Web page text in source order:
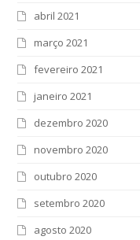
abril 2021
março 2021
fevereiro 2021
janeiro 2021
dezembro 2020
novembro 2020
outubro 2020
setembro 2020
agosto 2020